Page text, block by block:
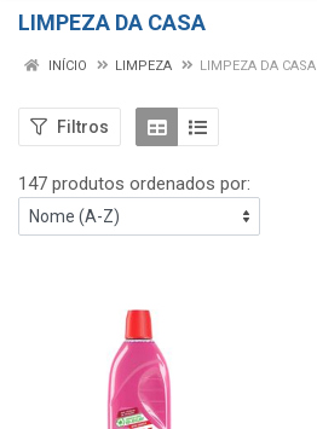
LIMPEZA DA CASA
INÍCIO LIMPEZA LIMPEZA DA CASA
Filtros
147 produtos ordenados por: